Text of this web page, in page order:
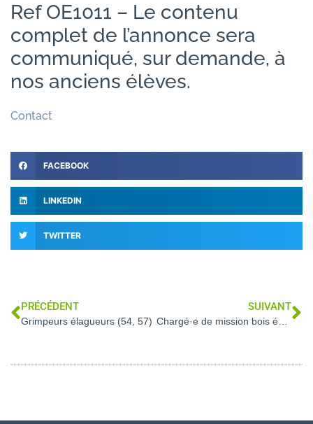
Ref OE1011 – Le contenu
complet de l’annonce sera
communiqué, sur demande, à
nos anciens élèves.
Contact
FACEBOOK
LINKEDIN
TWITTER
PRÉCÉDENT
Grimpeurs élagueurs (54, 57)
SUIVANT
Chargé·e de mission bois énergie (05)